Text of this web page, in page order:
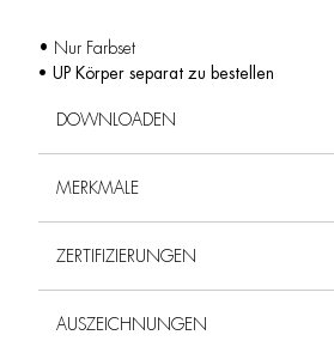
• Nur Farbset
• UP Körper separat zu bestellen
DOWNLOADEN
MERKMALE
ZERTIFIZIERUNGEN
AUSZEICHNUNGEN